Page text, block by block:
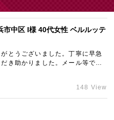
ぐ電話査定
間 10:00～19:00
宮)店 LAB大阪
市中区 I様 40代女性 ベルルッテ
とうございました。丁寧に早急
き助かりました。メール等での
148 View